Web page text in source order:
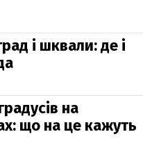
і шквали: де і
на
що на це кажуть